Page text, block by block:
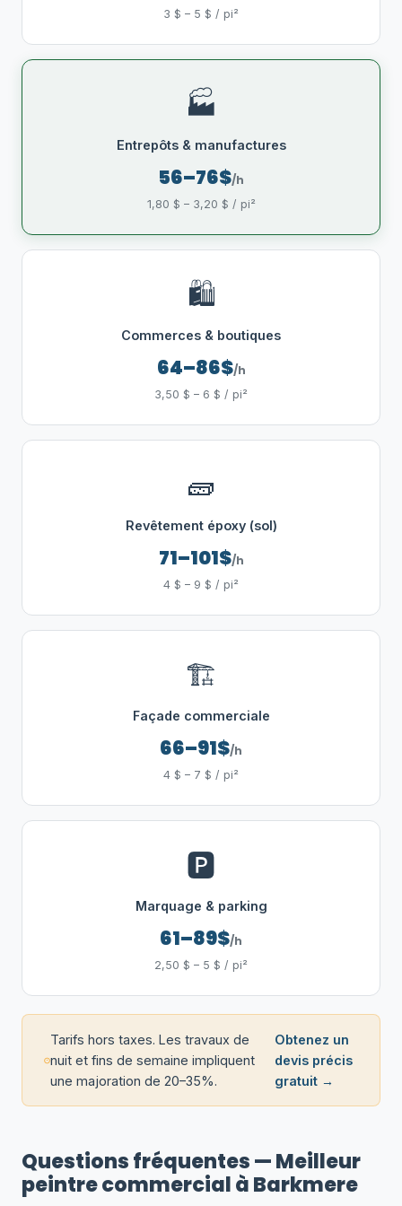
3 $ – 5 $ / pi²
🏭
Entrepôts & manufactures
56–76$/h
1,80 $ – 3,20 $ / pi²
🛍️
Commerces & boutiques
64–86$/h
3,50 $ – 6 $ / pi²
🧱
Revêtement époxy (sol)
71–101$/h
4 $ – 9 $ / pi²
🏗️
Façade commerciale
66–91$/h
4 $ – 7 $ / pi²
🅿️
Marquage & parking
61–89$/h
2,50 $ – 5 $ / pi²
Tarifs hors taxes. Les travaux de
nuit et fins de semaine impliquent
une majoration de 20–35%.
Obtenez un
devis précis
gratuit →
Questions fréquentes — Meilleur
peintre commercial à Barkmere